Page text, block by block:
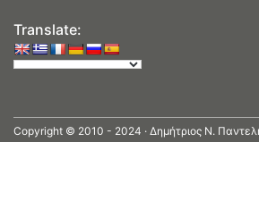
Translate:
Copyright © 2010 - 2024 · Δημήτριος N.